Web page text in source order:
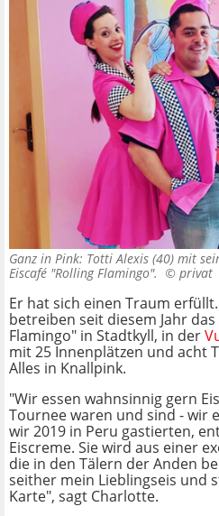
Ganz in Pink: Totti Alexis (40) mit
Eiscafé "Rolling Flamingo". © privat
Er hat sich einen Traum
betreiben seit diesem Jahr das
Flamingo" in Stadtkyll, in der
mit 25 Innenplätzen und acht
Alles in Knallpink.
"Wir essen wahnsinnig gern
Tournee waren und sind - wir
wir 2019 in Peru gastierten,
Eiscreme. Sie wird aus einer
die in den Tälern der Anden
seither mein Lieblingseis und
Karte", sagt Charlotte.